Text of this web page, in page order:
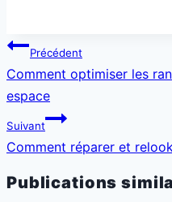
Navigation
de
l’article
Précédent
Comment optimiser les
espace
Suivant
Comment réparer et
Publications